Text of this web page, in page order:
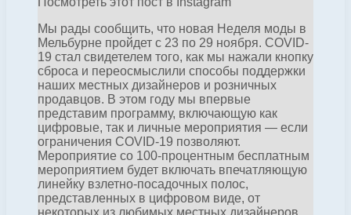
Мы рады сообщить, что новая Неделя моды в
Мельбурне пройдет с 23 по 29 ноября. COVID-
19 стал свидетелем того, как мы нажали кнопку
сброса и переосмыслили способы поддержки
наших местных дизайнеров и розничных
продавцов. В этом году мы впервые
представим программу, включающую как
цифровые, так и личные мероприятия — если
ограничения COVID-19 позволяют.
Мероприятие со 100-процентным бесплатным
мероприятием будет включать впечатляющую
линейку взлетно-посадочных полос,
представленных в цифровом виде, от
некоторых из любимых местных дизайнеров